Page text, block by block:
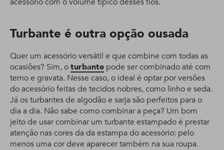
Turbante é outra opção ousada
Quer um acessório versátil e que combine com todas as
ocasiões? Sim, oturbante pode ser combinado até com
terno e gravata. Nesse caso, o ideal é optar por versões
do acessório feitas de tecidos nobres, como linho e seda.
Já os turbantes de algodão e sarja são perfeitos para o
dia a dia. Não sabe como combinar a peça? Um bom
jeito de usar combinar um turbante estampado é prestar
atenção nas cores da da estampa do acessório: pelo
menos uma cor deve aparecer também na sua roupa.